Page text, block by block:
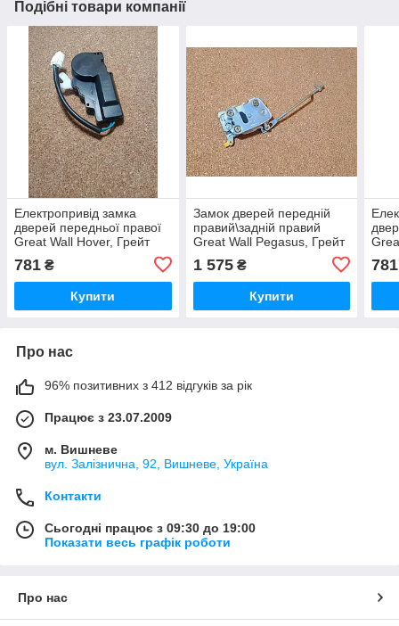
Подібні товари компанії
Електропривід замка
дверей передньої правої
Great Wall Hover, Грейт
781 ₴
Купити
Замок дверей передній
правий\задній правий
Great Wall Pegasus, Грейт
1 575₴
Купити
781
Про нас
96% позитивних з 412 відгуків за рік
Працює з 23.07.2009
м. Вишневе
вул. Залізнична, 92, Вишневе, Україна
Контакти
Сьогодні працює з 09:30 до 19:00
Показати весь графік роботи
Про нас